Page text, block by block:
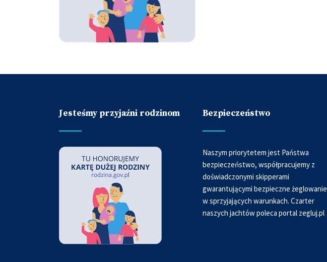
Jesteśmy przyjaźni rodzinom Bezpieczeństwo
Naszym priorytetem jest Państwa
bezpieczeństwo, współpracujemy z
doświadczonymi skipperami
gwarantującymi bezpieczne żeglowanie
w sprzyjających warunkach. Czarter
naszych jachtów poleca portal zegluj.pl